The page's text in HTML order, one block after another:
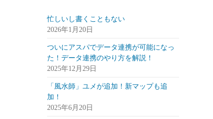
忙しいし書くこともない
2026年1月20日
ついにアスパでデータ連携が可能になっ
た！データ連携のやり方を解説！
2025年12月29日
「風水師」ユメが追加！新マップも追
加！
2025年6月20日